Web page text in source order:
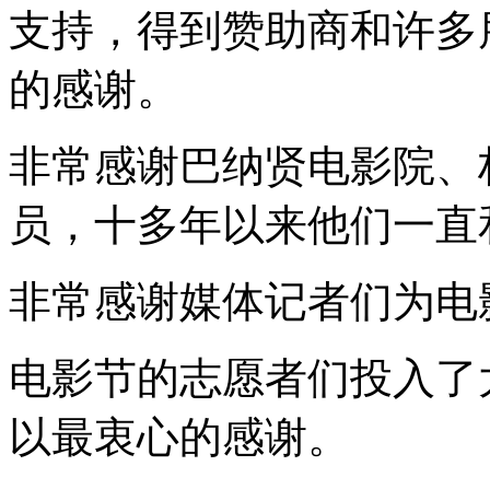
支持，得到赞助商和许
的感谢。
非常感谢巴纳贤电影院
员，十多年以来他们一
非常感谢媒体记者们为
电影节的志愿者们投入
以最衷心的感谢。